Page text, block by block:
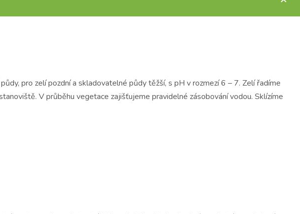
pro zelí pozdní a skladovatelné půdy těžší, s pH v rozmezí 6 – 7. Zelí řadíme
V průběhu vegetace zajišťujeme pravidelné zásobování vodou. Sklízíme